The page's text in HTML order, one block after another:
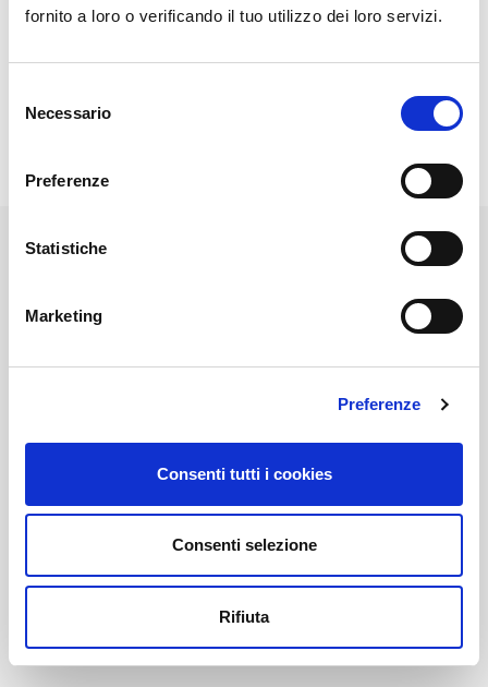
fornito a loro o verificando il tuo utilizzo dei loro servizi.
delNecessario
Preferenze
Statistiche
Marketing
Preferenze
Consenti tutti i cookies
Consenti selezione
Rifiuta
Do il mio consenso affinché un cookie salvi i miei dati
Privati
Noleggio per giorni
Renting
Credit Sale